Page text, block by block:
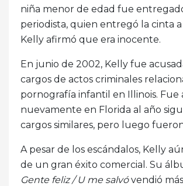
niña menor de edad fue
periodista, quien entregó la cinta a
Kelly afirmó que era inocente.
En junio de 2002, Kelly fue
cargos de actos criminales
pornografía infantil en Illinois. Fue
nuevamente en Florida al año
cargos similares, pero luego
A pesar de los escándalos, Kelly
de un gran éxito comercial. Su
Gente feliz / U me salvóvendió